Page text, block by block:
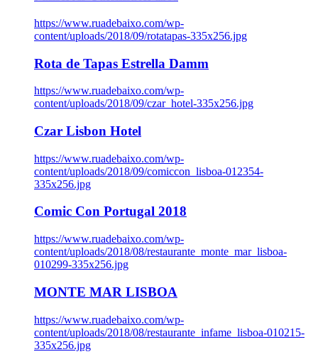
https://www.ruadebaixo.com/wp-
content/uploads/2018/09/rotatapas-335x256.jpg
Rota de Tapas Estrella Damm
https://www.ruadebaixo.com/wp-
content/uploads/2018/09/czar_hotel-335x256.jpg
Czar Lisbon Hotel
https://www.ruadebaixo.com/wp-
content/uploads/2018/09/comiccon_lisboa-012354-
335x256.jpg
Comic Con Portugal 2018
https://www.ruadebaixo.com/wp-
content/uploads/2018/08/restaurante_monte_mar_lisboa-
010299-335x256.jpg
MONTE MAR LISBOA
https://www.ruadebaixo.com/wp-
content/uploads/2018/08/restaurante_infame_lisboa-010215-
335x256.jpg